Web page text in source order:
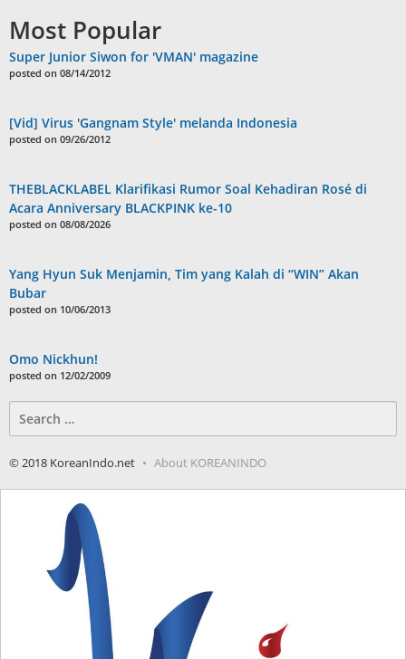
Most Popular
Super Junior Siwon for 'VMAN' magazine
posted on 08/14/2012
[Vid] Virus 'Gangnam Style' melanda Indonesia
posted on 09/26/2012
THEBLACKLABEL Klarifikasi Rumor Soal Kehadiran Rosé di
Acara Anniversary BLACKPINK ke-10
posted on 08/08/2026
Yang Hyun Suk Menjamin, Tim yang Kalah di “WIN” Akan
Bubar
posted on 10/06/2013
Omo Nickhun!
posted on 12/02/2009
for:
© 2018 KoreanIndo.net About KOREANINDO